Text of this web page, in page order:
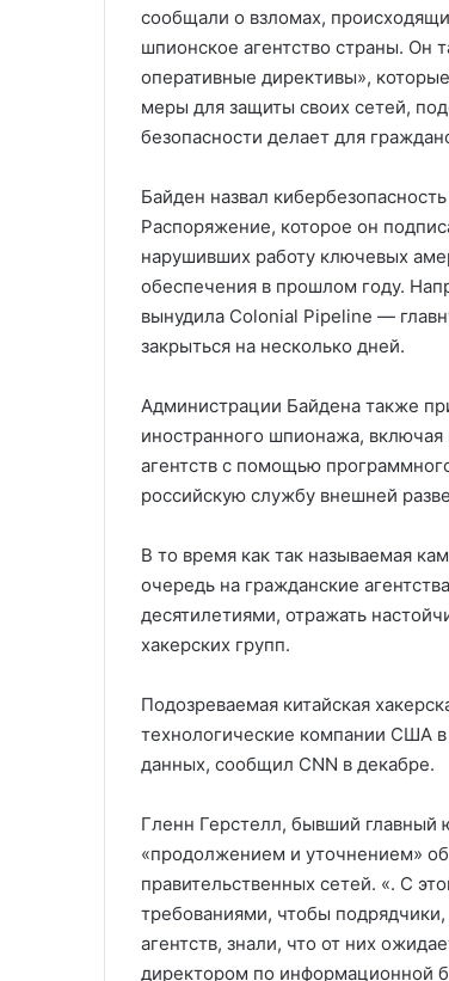
сообщали о взломах,
шпионское агентство страны. Он
оперативные директивы»,
меры для защиты своих сетей,
безопасности делает для
Байден назвал
Распоряжение, которое он
нарушивших работу ключевых
обеспечения в прошлом году.
вынудила Colonial Pipeline —
закрыться на несколько дней.
Администрации Байдена также
иностранного шпионажа,
агентств с помощью
российскую службу внешней
В то время как так называемая
очередь на гражданские
десятилетиями, отражать
хакерских групп.
Подозреваемая китайская
технологические компании США
данных, сообщил CNN в декабре.
Гленн Герстелл, бывший главный
«продолжением и уточнением»
правительственных сетей. «. С
требованиями, чтобы
агентств, знали, что от них
директором по информационной